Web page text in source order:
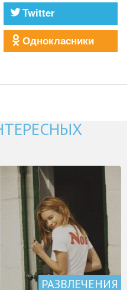
Twitter
Однокласники
РАЗВЛЕЧЕНИЯ